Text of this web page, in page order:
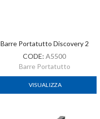
Barre Portatutto Discovery 2
CODE: A5500
Barre Portatutto
VISUALIZZA